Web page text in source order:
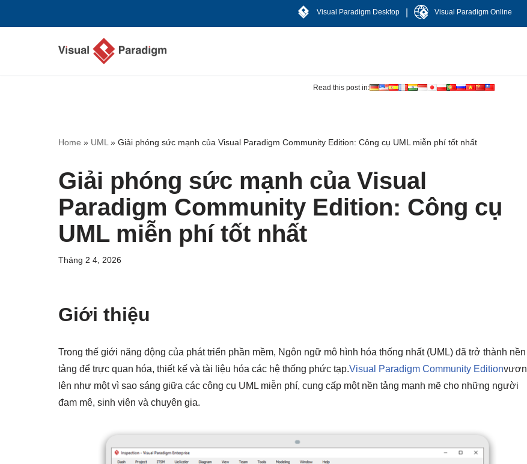
Visual Paradigm Desktop Visual Paradigm Online
Read this post in:
Home » UML » Giải phóng sức mạnh của Visual Paradigm Community Edition: Công cụ UML miễn phí tốt nhất
Giải phóng sức mạnh của Visual
Paradigm Community Edition: Công cụ
UML miễn phí tốt nhất
Tháng 2 4, 2026
Giới thiệu
Trong thế giới năng động của phát triển phần mềm, Ngôn ngữ mô hình hóa thống nhất (UML) đã trở thành nền
tảng để trực quan hóa, thiết kế và tài liệu hóa các hệ thống phức tạp.Visual Paradigm Community Editionvươn
lên như một vì sao sáng giữa các công cụ UML miễn phí, cung cấp một nền tảng mạnh mẽ cho những người
đam mê, sinh viên và chuyên gia.